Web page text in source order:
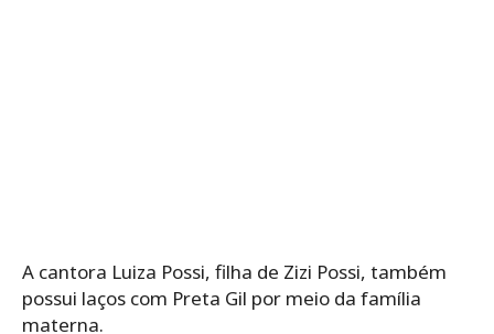
A cantora Luiza Possi, filha de Zizi Possi, também
possui laços com Preta Gil por meio da família
materna.